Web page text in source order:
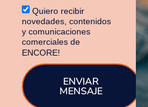
Quiero recibir
novedades, contenidos
y comunicaciones
comerciales de
ENCORE!
ENVIAR
MENSAJE